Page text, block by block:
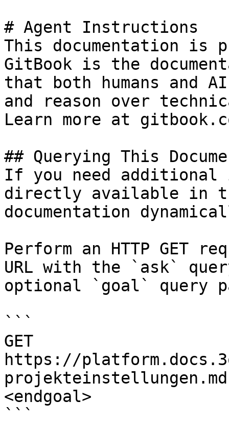
# Agent Instructions
This documentation is
GitBook is the
that both humans and
and reason over
Learn more at
## Querying This
If you need
directly available in
documentation
Perform an HTTP GET
URL with the `ask`
optional `goal` query
```
GET
https://
<endgoal>
```